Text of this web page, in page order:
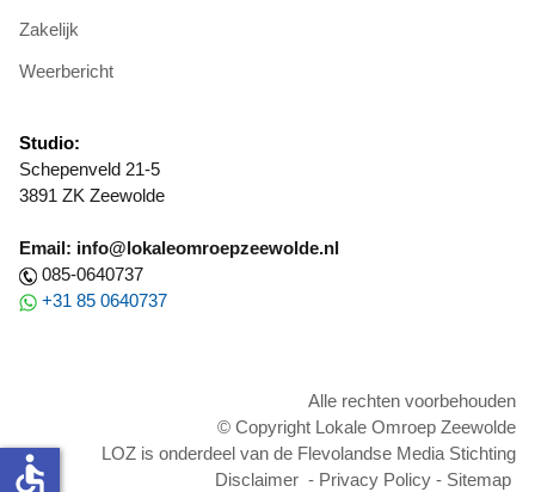
Zakelijk
Weerbericht
Studio:
Schepenveld 21-5
3891 ZK Zeewolde
Email: info@lokaleomroepzeewolde.nl
085-0640737
+31 85 0640737
Alle rechten voorbehouden
© Copyright Lokale Omroep Zeewolde
LOZ is onderdeel van de Flevolandse Media Stichting
Disclaimer - Privacy Policy - Sitemap
accessible